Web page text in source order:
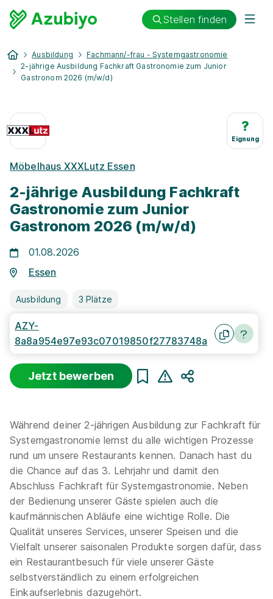
Stellen finden
Ausbildung
Fachmann/-frau - Systemgastronomie
2-jährige Ausbildung Fachkraft Gastronomie zum Junior
Gastronom 2026 (m/w/d)
?
Eignung
Möbelhaus XXXLutz Essen
2-jährige Ausbildung Fachkraft
Gastronomie zum Junior
Gastronom 2026 (m/w/d)
01.08.2026
Essen
Ausbildung 3 Plätze
AZY-
8a8a954e97e93c07019850f27783748a
Jetzt bewerben
Während deiner 2-jährigen Ausbildung zur Fachkraft für
Systemgastronomie lernst du alle wichtigen Prozesse
rund um unsere Restaurants kennen. Danach hast du
die Chance auf das 3. Lehrjahr und damit den
Abschluss Fachkraft für Systemgastronomie. Neben
der Bedienung unserer Gäste spielen auch die
kaufmännischen Abläufe eine wichtige Rolle. Die
Qualität unseres Services, unserer Speisen und die
Vielfalt unserer saisonalen Produkte sorgen dafür, dass
ein Restaurantbesuch für viele unserer Gäste
selbstverständlich zu einem erfolgreichen
Einkaufserlebnis dazugehört.